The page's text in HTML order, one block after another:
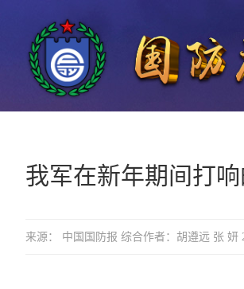
我军在新年期间打
来源： 中国国防报 综合作者：胡遵远 张 妍